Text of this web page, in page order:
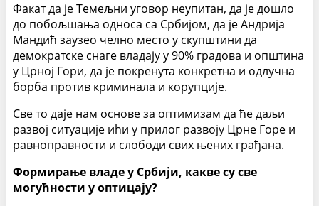
Факат да је Темељни уговор неупитан, да је дошло
до побољшања односа са Србијом, да је Андрија
Мандић заузео челно место у скупштини да
демократске снаге владају у 90% градова и општина
у Црној Гори, да је покренута конкретна и одлучна
борба против криминала и корупције.
Све то даје нам основе за оптимизам да ће даљи
развој ситуације ићи у прилог развоју Црне Горе и
равноправности и слободи свих њених грађана.
Формирање владе у Србији, какве су све
могућности у оптицају?